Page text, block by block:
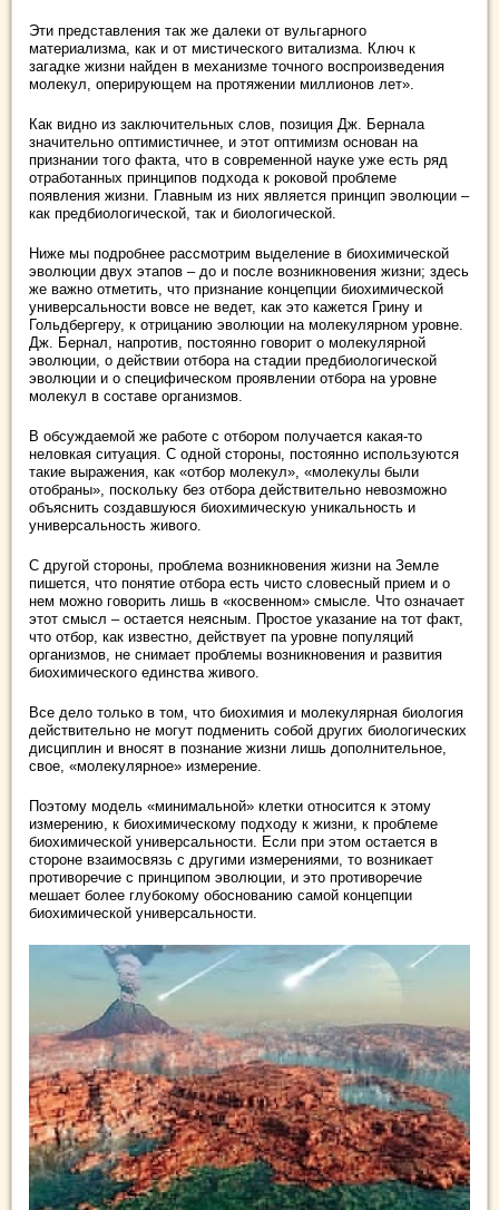
Эти представления так же далеки от вульгарного
материализма, как и от мистического витализма. Ключ к
загадке жизни найден в механизме точного воспроизведения
молекул, оперирующем на протяжении миллионов лет».
Как видно из заключительных слов, позиция Дж. Бернала
значительно оптимистичнее, и этот оптимизм основан на
признании того факта, что в современной науке уже есть ряд
отработанных принципов подхода к роковой проблеме
появления жизни. Главным из них является принцип эволюции –
как предбиологической, так и биологической.
Ниже мы подробнее рассмотрим выделение в биохимической
эволюции двух этапов – до и после возникновения жизни; здесь
же важно отметить, что признание концепции биохимической
универсальности вовсе не ведет, как это кажется Грину и
Гольдбергеру, к отрицанию эволюции на молекулярном уровне.
Дж. Бернал, напротив, постоянно говорит о молекулярной
эволюции, о действии отбора на стадии предбиологической
эволюции и о специфическом проявлении отбора на уровне
молекул в составе организмов.
В обсуждаемой же работе с отбором получается какая-то
неловкая ситуация. С одной стороны, постоянно используются
такие выражения, как «отбор молекул», «молекулы были
отобраны», поскольку без отбора действительно невозможно
объяснить создавшуюся биохимическую уникальность и
универсальность живого.
С другой стороны, проблема возникновения жизни на Земле
пишется, что понятие отбора есть чисто словесный прием и о
нем можно говорить лишь в «косвенном» смысле. Что означает
этот смысл – остается неясным. Простое указание на тот факт,
что отбор, как известно, действует па уровне популяций
организмов, не снимает проблемы возникновения и развития
биохимического единства живого.
Все дело только в том, что биохимия и молекулярная биология
действительно не могут подменить собой других биологических
дисциплин и вносят в познание жизни лишь дополнительное,
свое, «молекулярное» измерение.
Поэтому модель «минимальной» клетки относится к этому
измерению, к биохимическому подходу к жизни, к проблеме
биохимической универсальности. Если при этом остается в
стороне взаимосвязь с другими измерениями, то возникает
противоречие с принципом эволюции, и это противоречие
мешает более глубокому обоснованию самой концепции
биохимической универсальности.